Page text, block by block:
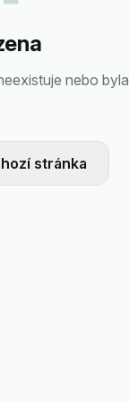
nebo byla
stránka